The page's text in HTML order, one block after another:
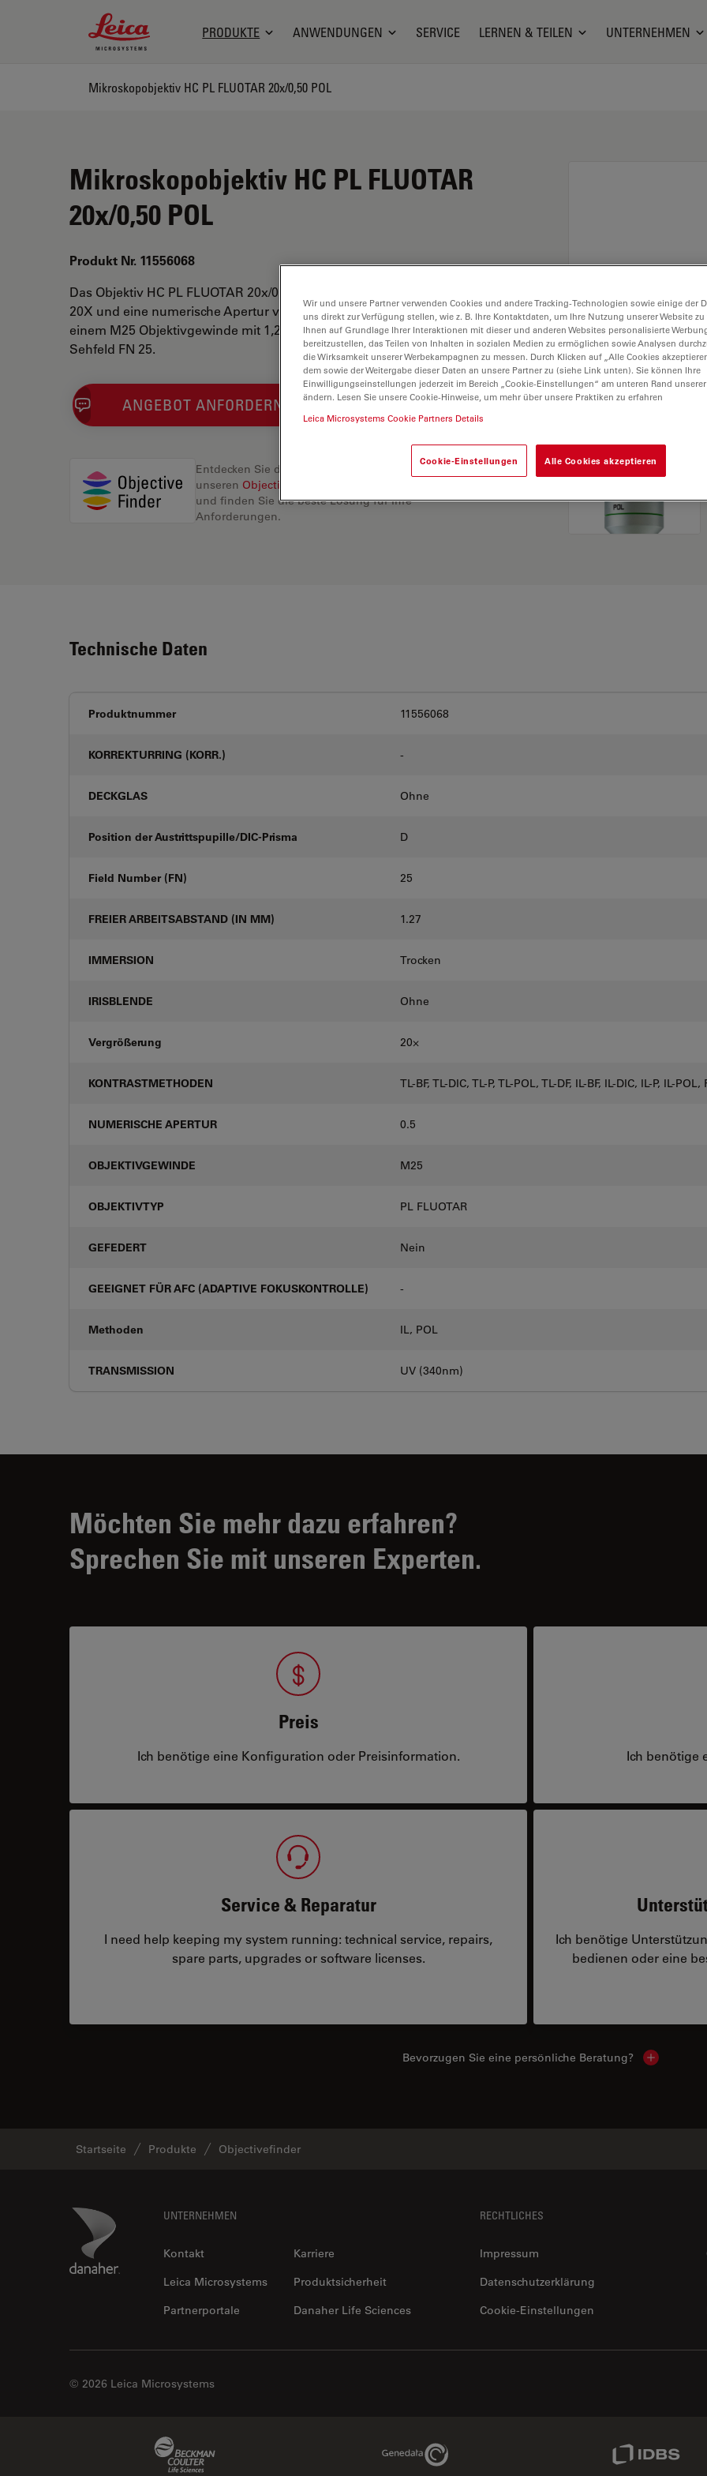
Leica Microsystems Logo
PRODUKTE ANWENDUNGEN SERVICE LERNEN & TEILEN UNTERNEHMEN
Mikroskopobjektiv HC PL FLUOTAR 20x/0,50 POL
Mikroskopobjektiv HC PL FLUOTAR
20x/0,50 POL
Produkt Nr. 11556068
Das Objektiv HC PL FLUOTAR 20x/0,50 POL hat eine Vergrößerung von
20X und eine numerische Apertur von 0,5. Für Trockenimmersion, mit
einem M25 Objektivgewinde mit 1,27 mm freiem Arbeitsabstand und
Sehfeld FN 25.
ANGEBOT ANFORDERN
Entdecken Sie die perfekte Lösung. Erkunden Sie
unseren Objective Finder
und finden Sie die beste Lösung für Ihre
Anforderungen.
Technische Daten
Produktnummer 11556068
KORREKTURRING (KORR.) -
DECKGLAS Ohne
Position der Austrittspupille/DIC-Prisma D
Field Number (FN) 25
FREIER ARBEITSABSTAND (IN MM) 1.27
IMMERSION Trocken
IRISBLENDE Ohne
Vergrößerung 20⨉
KONTRASTMETHODEN TL-BF, TL-DIC, TL-P, TL-POL, TL-DF, IL-BF, IL-DIC, IL-P, IL-POL,
NUMERISCHE APERTUR 0.5
OBJEKTIVGEWINDE M25
OBJEKTIVTYP PL FLUOTAR
GEFEDERT Nein
GEEIGNET FÜR AFC (ADAPTIVE FOKUSKONTROLLE) -
Methoden IL, POL
TRANSMISSION UV (340nm)
Möchten Sie mehr dazu erfahren?
Sprechen Sie mit unseren Experten.
Preis
Ich benötige eine Konfiguration oder Preisinformation. Ich benötige
Service & Reparatur
I need help keeping my system running: technical service, repairs,
spare parts, upgrades or software licenses.
Ich benötige
bedienen oder eine
Bevorzugen Sie eine persönliche Beratung? Show local
Startseite Produkte Objectivefinder
Danaher Logo UNTERNEHMEN
Kontakt
Karriere
Leica Microsystems
Produktsicherheit
Partnerportale
Danaher Life Sciences
RECHTLICHES
Impressum
Datenschutzerklärung
Cookie-Einstellungen
© 2026 Leica Microsystems
Genedata Link IDBS Link
Wir und unsere Partner verwenden Cookies und andere Tracking-Technologien sowie einige der
uns direkt zur Verfügung stellen, wie z. B. Ihre Kontaktdaten, um Ihre Nutzung unserer Website zu
Ihnen auf Grundlage Ihrer Interaktionen mit dieser und anderen Websites personalisierte
bereitzustellen, das Teilen von Inhalten in sozialen Medien zu ermöglichen sowie Analysen
die Wirksamkeit unserer Werbekampagnen zu messen. Durch Klicken auf „Alle Cookies
dem sowie der Weitergabe dieser Daten an unsere Partner zu (siehe Link unten). Sie können Ihre
Einwilligungseinstellungen jederzeit im Bereich „Cookie-Einstellungen“ am unteren Rand
ändern. Lesen Sie unsere Cookie-Hinweise, um mehr über unsere Praktiken zu erfahren
Leica Microsystems Cookie Partners Details
Cookie-Einstellungen Alle Cookies akzeptieren